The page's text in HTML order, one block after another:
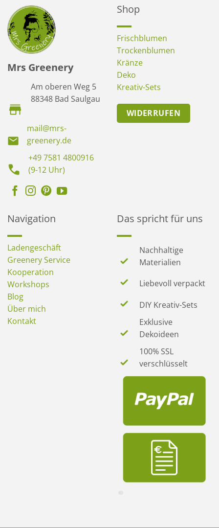
Mrs Greenery
Am oberen Weg 5
88348 Bad Saulgau
mail@mrs-
greenery.de
+49 7581 4800916
(9-12 Uhr)
Shop
Frischblumen
Trockenblumen
Kränze
Deko
Kreativ-Sets
WIDERRUFEN
Navigation
Ladengeschäft
Greenery Service
Kooperation
Workshops
Blog
Über mich
Kontakt
Das spricht für uns
Nachhaltige
Materialien
Liebevoll verpackt
DIY Kreativ-Sets
Exklusive
Dekoideen
100% SSL
verschlüsselt